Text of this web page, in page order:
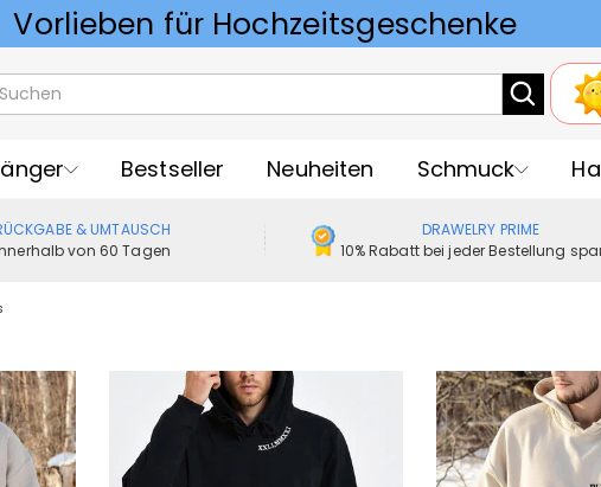
Geschenke zum Geburtstag
Vorlieben für Hochzeitsgeschenke
Bestseller Neuheiten Schmuck
& UMTAUSCH
von 60 Tagen
DRAWELRY PRIME
10% Rabatt bei jeder Bestellung